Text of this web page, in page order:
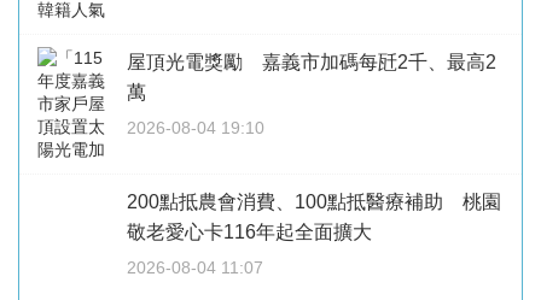
屋頂光電獎勵 嘉義市加碼每瓩2千、最高2
萬
2026-08-04 19:10
200點抵農會消費、100點抵醫療補助 桃園
敬老愛心卡116年起全面擴大
2026-08-04 11:07